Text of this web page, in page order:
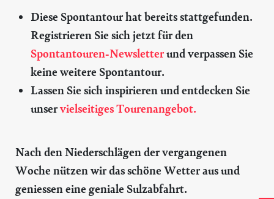
Diese Spontantour hat bereits stattgefunden.
Registrieren Sie sich jetzt für den
Spontantouren-Newsletterund verpassen Sie
keine weitere Spontantour.
Lassen Sie sich inspirieren und entdecken Sie
unservielseitiges Tourenangebot.
Nach den Niederschlägen der vergangenen
Woche nützen wir das schöne Wetter aus und
geniessen eine geniale Sulzabfahrt.